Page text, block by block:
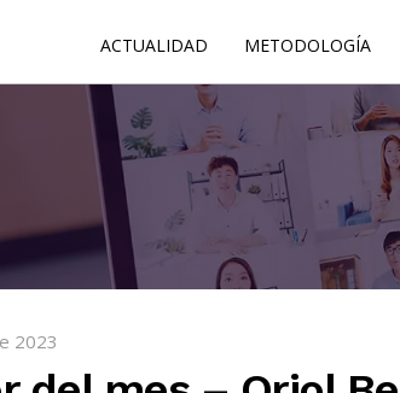
ACTUALIDAD METODOLOGÍA
2023